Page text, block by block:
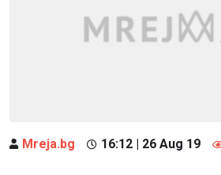
Mreja.bg 16:12 | 26 Aug 19